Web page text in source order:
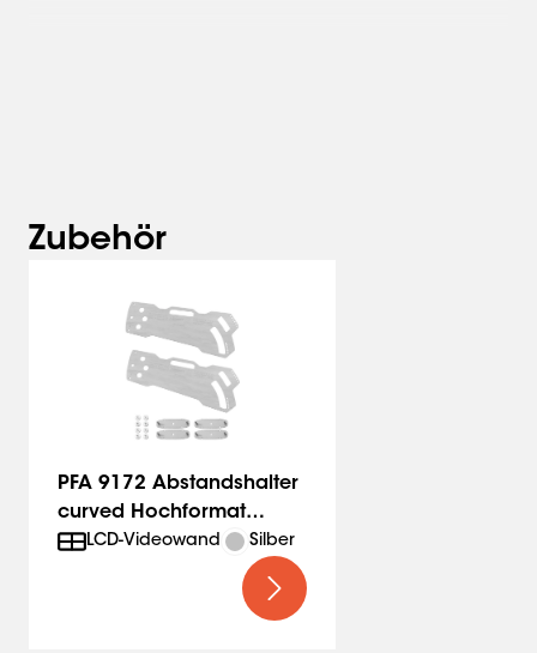
Zubehör
PFA 9172 Abstandshalter
curved Hochformat
1/3/5/7/9°
LCD-Videowand Silber